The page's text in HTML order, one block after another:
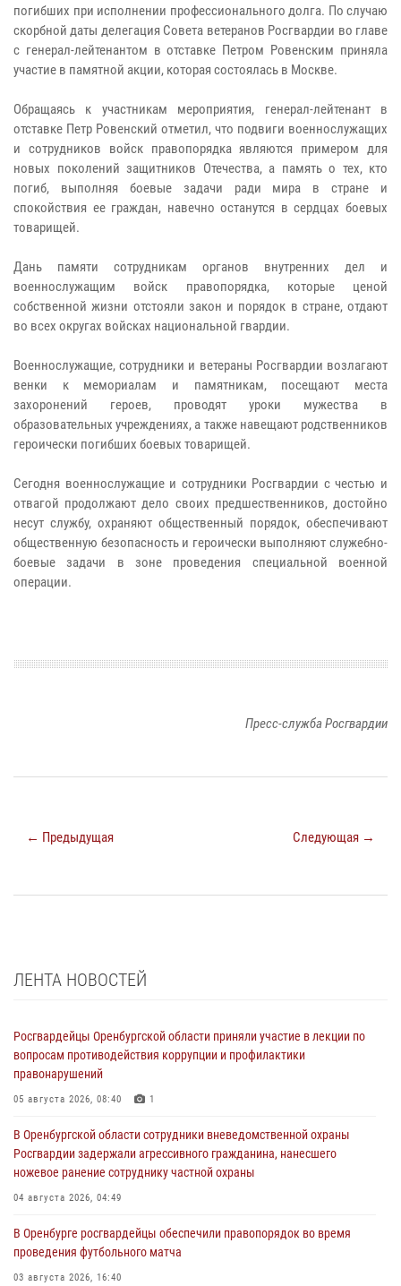
погибших при исполнении профессионального долга. По случаю
скорбной даты делегация Совета ветеранов Росгвардии во главе
с генерал-лейтенантом в отставке Петром Ровенским приняла
участие в памятной акции, которая состоялась в Москве.
Обращаясь к участникам мероприятия, генерал-лейтенант в
отставке Петр Ровенский отметил, что подвиги военнослужащих
и сотрудников войск правопорядка являются примером для
новых поколений защитников Отечества, а память о тех, кто
погиб, выполняя боевые задачи ради мира в стране и
спокойствия ее граждан, навечно останутся в сердцах боевых
товарищей.
Дань памяти сотрудникам органов внутренних дел и
военнослужащим войск правопорядка, которые ценой
собственной жизни отстояли закон и порядок в стране, отдают
во всех округах войсках национальной гвардии.
Военнослужащие, сотрудники и ветераны Росгвардии возлагают
венки к мемориалам и памятникам, посещают места
захоронений героев, проводят уроки мужества в
образовательных учреждениях, а также навещают родственников
героически погибших боевых товарищей.
Сегодня военнослужащие и сотрудники Росгвардии с честью и
отвагой продолжают дело своих предшественников, достойно
несут службу, охраняют общественный порядок, обеспечивают
общественную безопасность и героически выполняют служебно-
боевые задачи в зоне проведения специальной военной
операции.
Пресс-служба Росгвардии
← Предыдущая Следующая →
ЛЕНТА НОВОСТЕЙ
Росгвардейцы Оренбургской области приняли участие в лекции по
вопросам противодействия коррупции и профилактики
правонарушений
05 августа 2026, 08:40 1
В Оренбургской области сотрудники вневедомственной охраны
Росгвардии задержали агрессивного гражданина, нанесшего
ножевое ранение сотруднику частной охраны
04 августа 2026, 04:49
В Оренбурге росгвардейцы обеспечили правопорядок во время
проведения футбольного матча
03 августа 2026, 16:40